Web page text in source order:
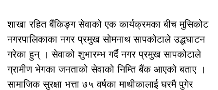
शाखा रहित बैंकिङ्ग सेवाको एक कार्यक्रमका बीच मुसिकोट
नगरपालिकाका नगर प्रमुख सोमनाथ सापकोटाले उद्धघाटन
गरेका हुन् । सेवाको शुभारम्भ गर्दै नगर प्रमुख सापकोटाले
ग्रामीण भेगका जनताको सेवाको निम्ति बैंक आएको बताए ।
सामाजिक सुरक्षा भत्ता ७५ वर्षका माथीकालाई घरमै पुगेर